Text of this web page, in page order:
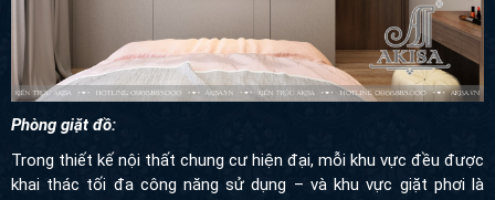
Phòng giặt đồ:
Trong thiết kế nội thất chung cư hiện đại, mỗi khu vực đều được
khai thác tối đa công năng sử dụng – và khu vực giặt phơi là một
ví dụ điển hình. Dù chỉ chiếm một phần diện tích nhỏ trong tổng